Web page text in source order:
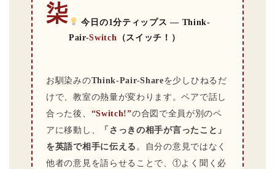
柒
今日の1分ティップス — Think-
Pair-Switch （スイッチ！）
お馴染みのThink-Pair-Shareを少しひねるだ
けで、教室の熱量が変わります。ペアで話し
合った後、 “Switch!”の合図で全員が別のペ
アに移動し、
「さっきの相手が言ったこと」
を英語で相手に伝える 。自分の意見ではなく
他者の意見を語らせることで、①よく聞く必